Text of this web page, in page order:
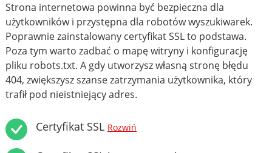
Strona internetowa powinna być bezpieczna dla
użytkowników i przystępna dla robotów wyszukiwarek.
Poprawnie zainstalowany certyfikat SSL to podstawa.
Poza tym warto zadbać o mapę witryny i konfigurację
pliku robots.txt. A gdy utworzysz własną stronę błędu
404, zwiększysz szanse zatrzymania użytkownika, który
trafił pod nieistniejący adres.
Certyfikat SSL Rozwiń